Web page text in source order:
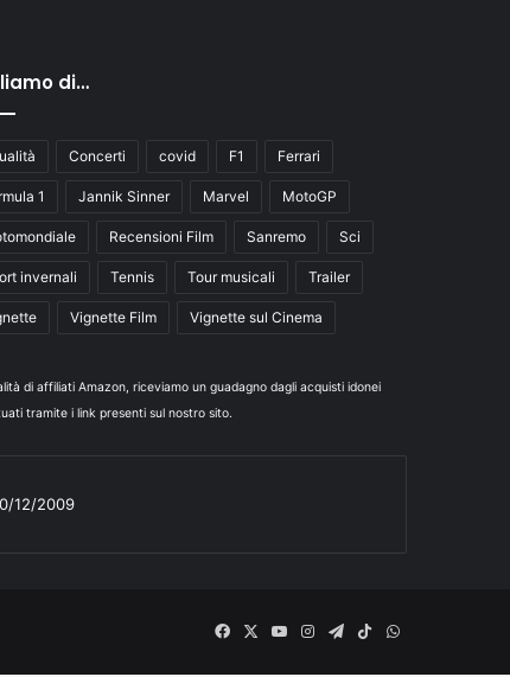
di…
Concerti covid F1 Ferrari
1 Jannik Sinner Marvel MotoGP
Recensioni Film Sanremo Sci
invernali Tennis Tour musicali Trailer
Vignette Film Vignette sul Cinema
di affiliati Amazon, riceviamo un guadagno dagli acquisti idonei
tramite i link presenti sul nostro sito.
12/2009
Facebook
X
YouInstagram
Telegram
TikTokWhatsApp